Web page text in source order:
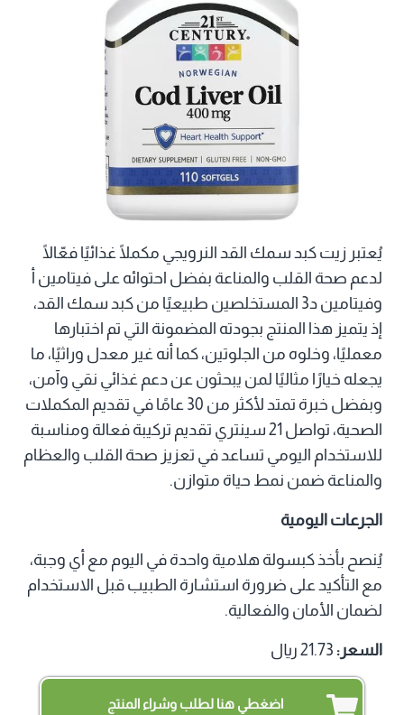
يُعتبر زيت كبد سمك القد النرويجي مكملًا غذائيًا فعّالًا
لدعم صحة القلب والمناعة بفضل احتوائه على فيتامين أ
وفيتامين د3 المستخلصين طبيعيًا من كبد سمك القد،
إذ يتميز هذا المنتج بجودته المضمونة التي تم اختبارها
معمليًا، وخلوه من الجلوتين، كما أنه غير معدل وراثيًا، ما
يجعله خيارًا مثاليًا لمن يبحثون عن دعم غذائي نقي وآمن،
وبفضل خبرة تمتد لأكثر من 30 عامًا في تقديم المكملات
الصحية، تواصل 21 سينتري تقديم تركيبة فعالة ومناسبة
للاستخدام اليومي تساعد في تعزيز صحة القلب والعظام
والمناعة ضمن نمط حياة متوازن.
الجرعات اليومية
يُنصح بأخذ كبسولة هلامية واحدة في اليوم مع أي وجبة،
مع التأكيد على ضرورة استشارة الطبيب قبل الاستخدام
لضمان الأمان والفعالية.
السعر:
اضغطي هنا لطلب وشراء المنتج